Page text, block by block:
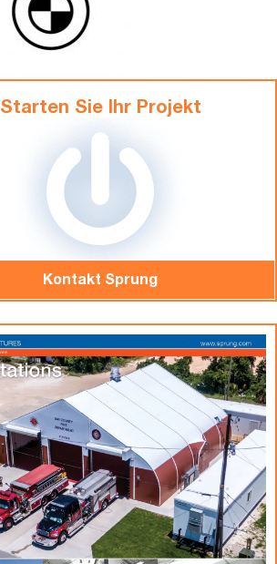
Starten Sie Ihr Projekt
Kontakt Sprung